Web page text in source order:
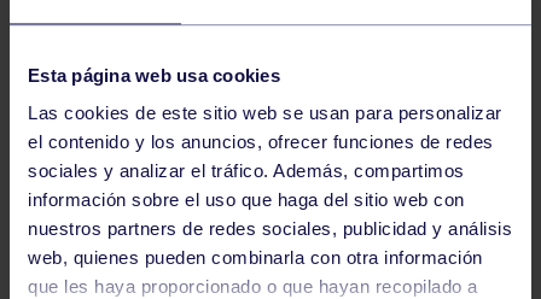
Esta página web usa cookies
Las cookies de este sitio web se usan para personalizar
el contenido y los anuncios, ofrecer funciones de redes
sociales y analizar el tráfico. Además, compartimos
información sobre el uso que haga del sitio web con
nuestros partners de redes sociales, publicidad y análisis
web, quienes pueden combinarla con otra información
que les haya proporcionado o que hayan recopilado a